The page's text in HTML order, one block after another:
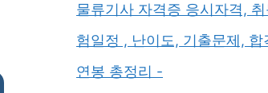
물류기사 자격증 응시자격,
험일정 , 난이도, 기출문제, 합
연봉 총정리 -